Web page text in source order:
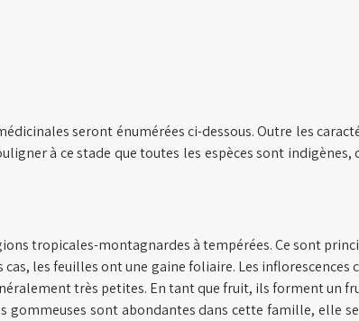
seront énumérées ci-dessous. Outre les
à ce stade que toutes les espèces sont indigènes,
tropicales-montagnardes à tempérées. Ce sont
les feuilles ont une gaine foliaire. Les
très petites. En tant que fruit, ils forment un
sont abondantes dans cette famille, elle